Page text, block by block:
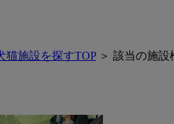
猫施設を探すTOP＞ 該当の施設